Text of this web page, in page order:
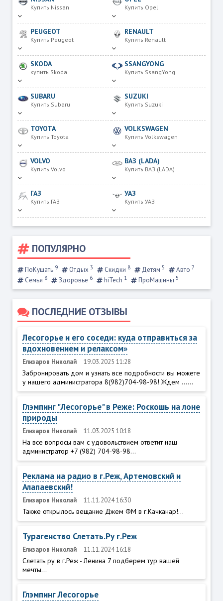
Купить Nissan Купить Opel
PEUGEOT
Купить Peugeot
RENAULT
Купить Renault
SKODA
купить Skoda
SSANGYONG
Купить SsangYong
SUBARU
Купить Subaru
SUZUKI
Купить Suzuki
TOYOTA
Купить Toyota
VOLKSWAGEN
Купить Volkswagen
VOLVO
Купить Volvo
ВАЗ (LADA)
Купить ВАЗ (LADA)
ГАЗ
Купить ГАЗ
УАЗ
Купить УАЗ
ПОПУЛЯРНО
ПоКушать 9 Отдых 3 Скидки 8 Детям 5 Авто 7
Семья 8 Здоровье 6 hiTech 1 ПроМашины 5
ПОСЛЕДНИЕ ОТЗЫВЫ
Лесогорье и его соседи: куда отправиться за
вдохновением и релаксом»
Елизаров Николай 19.03.2025 11:28
Забронировать дом и узнать все подробности вы можете
у нашего администратора 8(982)704-98-98! Ждем ......
Глэмпинг "Лесогорье" в Реже: Роскошь на лоне
природы
Елизаров Николай 11.03.2025 10:18
На все вопросы вам с удовольствием ответит наш
администратор +7 (982) 704-98-98...
Реклама на радио в г.Реж, Артемовский и
Алапаевский!
Елизаров Николай 11.11.2024 16:30
Также открылось вещание Джем ФМ в г.Качканар!...
Турагенство Слетать.Ру г.Реж
Елизаров Николай 11.11.2024 16:18
Слетать ру в г.Реж - Ленина 7 подберем тур вашей
мечты...
Глэмпинг Лесогорье